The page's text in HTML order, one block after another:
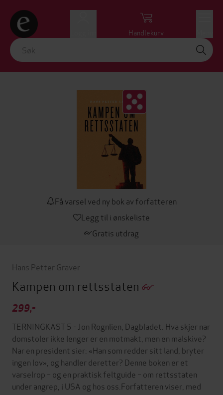
Handlekurv
Få varsel ved ny bok av forfatteren
Legg til i ønskeliste
Gratis utdrag
Hans Petter Graver
Kampen om rettsstaten
299,-
TERNINGKAST 5 - Jon Rognlien, Dagbladet. Hva skjer nar
domstoler ikke lenger er en motmakt, men en malskive?
Nar en president sier: «Han som redder sitt land, bryter
ingen lov», og handler deretter? Denne boken er et
varselrop – og en praktisk feltguide – om rettsstaten
under angrep, i USA og hos oss.Forfatteren viser, med